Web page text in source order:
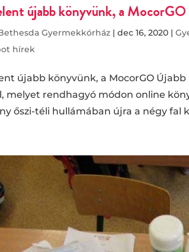
újabb könyvünk, a MocorGO
Gyermekkórház |dec 16, 2020 |
hírek
újabb könyvünk, a MocorGO
melyet rendhagyó módon online
őszi-téli hullámában újra a négy fal